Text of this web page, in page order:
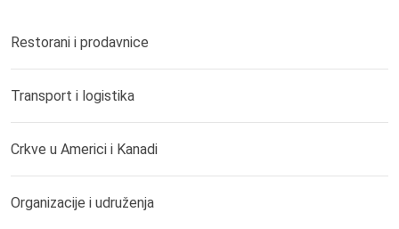
Restorani i prodavnice
Transport i logistika
Crkve u Americi i Kanadi
Organizacije i udruženja